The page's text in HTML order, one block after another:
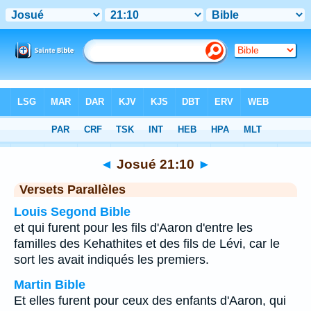
Chapitre 21> Verset 10
◄ Josué 21:10 ►
Versets Parallèles
Louis Segond Bible
et qui furent pour les fils d'Aaron d'entre les
familles des Kehathites et des fils de Lévi, car le
sort les avait indiqués les premiers.
Martin Bible
Et elles furent pour ceux des enfants d'Aaron, qui